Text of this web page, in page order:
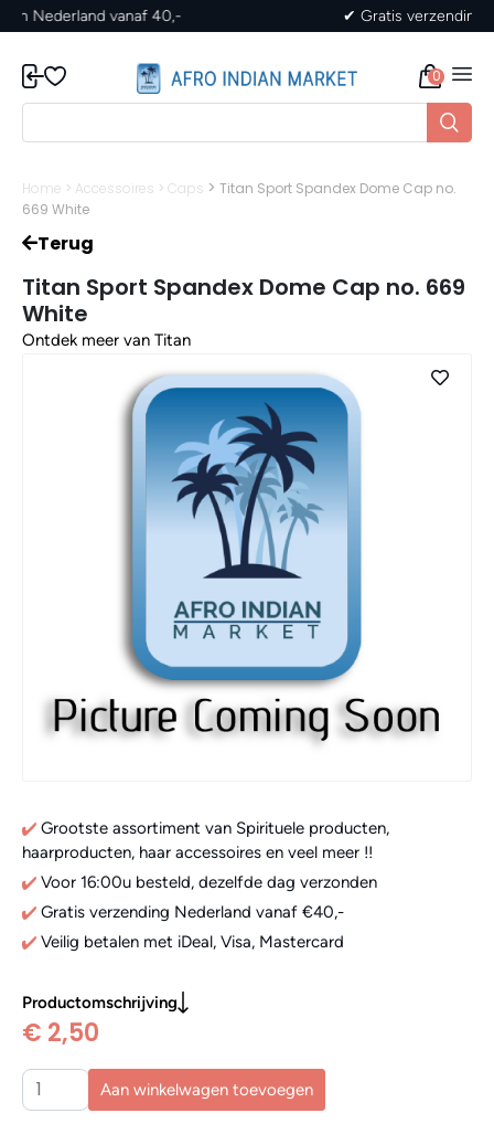
✔ Gratis verzending in Nederland vanaf 40,-
0
Home > Accessoires > Caps > Titan Sport Spandex Dome Cap no.
669 White
Terug
Titan Sport Spandex Dome Cap no. 669
White
Ontdek meer van Titan
Grootste assortiment van Spirituele producten,
haarproducten, haar accessoires en veel meer !!
Voor 16:00u besteld, dezelfde dag verzonden
Gratis verzending Nederland vanaf €40,-
Veilig betalen met iDeal, Visa, Mastercard
Productomschrijving
€ 2,50
Aan winkelwagen toevoegen